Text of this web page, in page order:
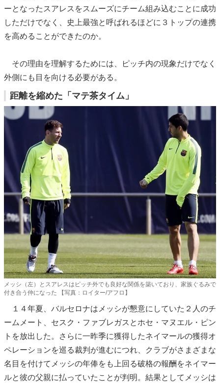
ーとなったスアレスをスムーズにチーム組み込むことに成功
しただけでなく、史上最強と呼ばれるほどに３トップの連携
を高めることができたのか。
その理由を理解するためには、ピッチ内の現象だけでなく
外側にも目を向ける必要がある。
距離を縮めた「マテ茶タイム」
メッシ（左）とスアレスはピッチ外でも良好な関係を築いており、家族ぐるみで
付き合う仲になった 【写真：ロイター/アフロ】
１４年夏、バルセロナはメッシが懇意にしていた２人のチ
ームメート、セスク・ファブレガスとホセ・マヌエル・ピン
トを放出した。さらに一昨季に獲得したネイマールの獲得オ
ペレーションを巡る裁判が進むにつれ、クラブがさまざまな
名目を付けてメッシの年俸をも上回る破格の報酬をネイマー
ルと彼の父親に払っていたことが判明。結果としてメッシは